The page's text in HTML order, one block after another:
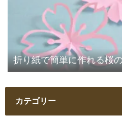
折り紙で簡単に作れる桜
カテゴリー